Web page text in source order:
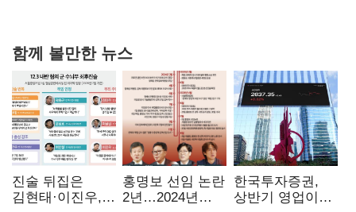
함께 볼만한 뉴스
진술 뒤집은
김현태·이진우,
홍명보 선임 논란
2년…2024년
한국투자증권,
상반기 영업이익